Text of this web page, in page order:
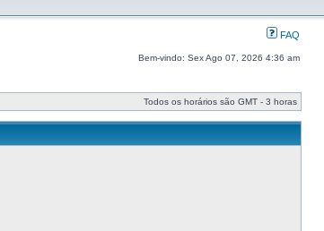
FAQ
Bem-vindo: Sex Ago 07, 2026 4:36 am
Todos os horários são GMT - 3 horas